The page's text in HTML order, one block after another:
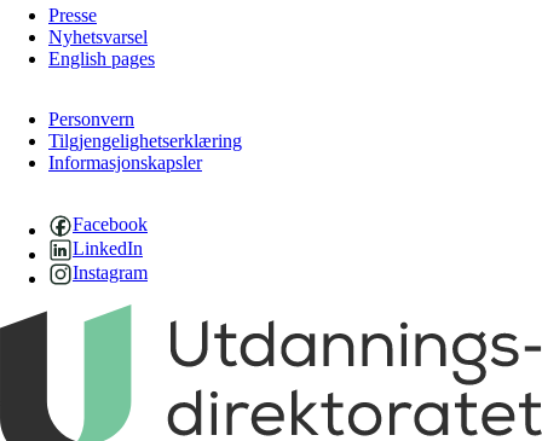
Presse
Nyhetsvarsel
English pages
Personvern
Tilgjengelighetserklæring
Informasjonskapsler
Facebook
LinkedIn
Instagram